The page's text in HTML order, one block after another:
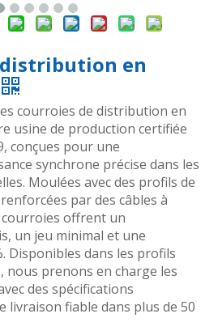
en
courroies de distribution en
usine de production certifiée
conçues pour une
synchrone précise dans les
Moulées avec des profils de
par des câbles à
courroies offrent un
un jeu minimal et une
Disponibles dans les profils
nous prenons en charge les
des spécifications
livraison fiable dans plus de 50